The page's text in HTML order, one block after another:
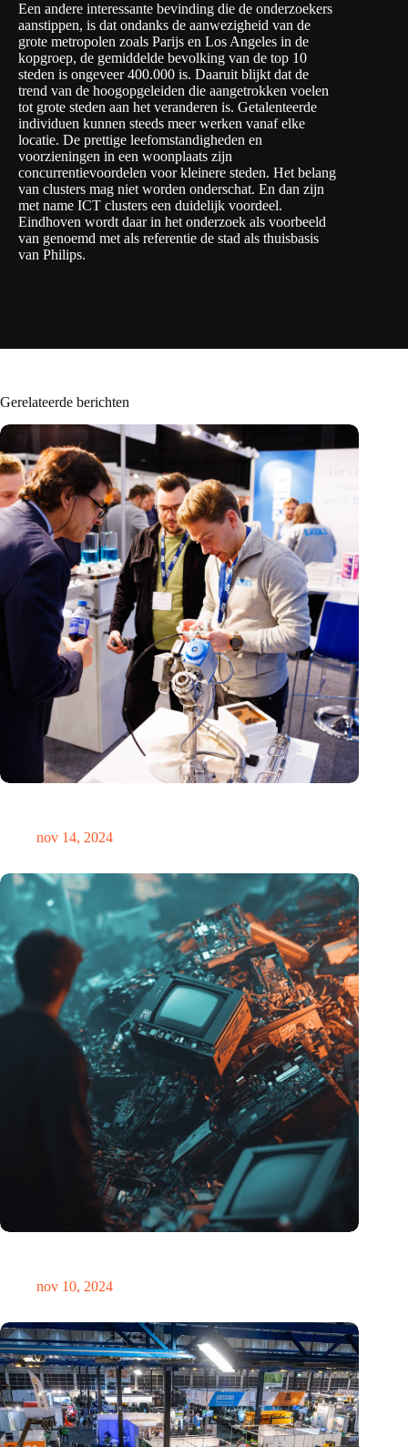
Een andere interessante bevinding die de onderzoekers
aanstippen, is dat ondanks de aanwezigheid van de
grote metropolen zoals Parijs en Los Angeles in de
kopgroep, de gemiddelde bevolking van de top 10
steden is ongeveer 400.000 is. Daaruit blijkt dat de
trend van de hoogopgeleiden die aangetrokken voelen
tot grote steden aan het veranderen is. Getalenteerde
individuen kunnen steeds meer werken vanaf elke
locatie. De prettige leefomstandigheden en
voorzieningen in een woonplaats zijn
concurrentievoordelen voor kleinere steden. Het belang
van clusters mag niet worden onderschat. En dan zijn
met name ICT clusters een duidelijk voordeel.
Eindhoven wordt daar in het onderzoek als voorbeeld
van genoemd met als referentie de stad als thuisbasis
van Philips.
Gerelateerde berichten
nov 14, 2024
nov 10, 2024